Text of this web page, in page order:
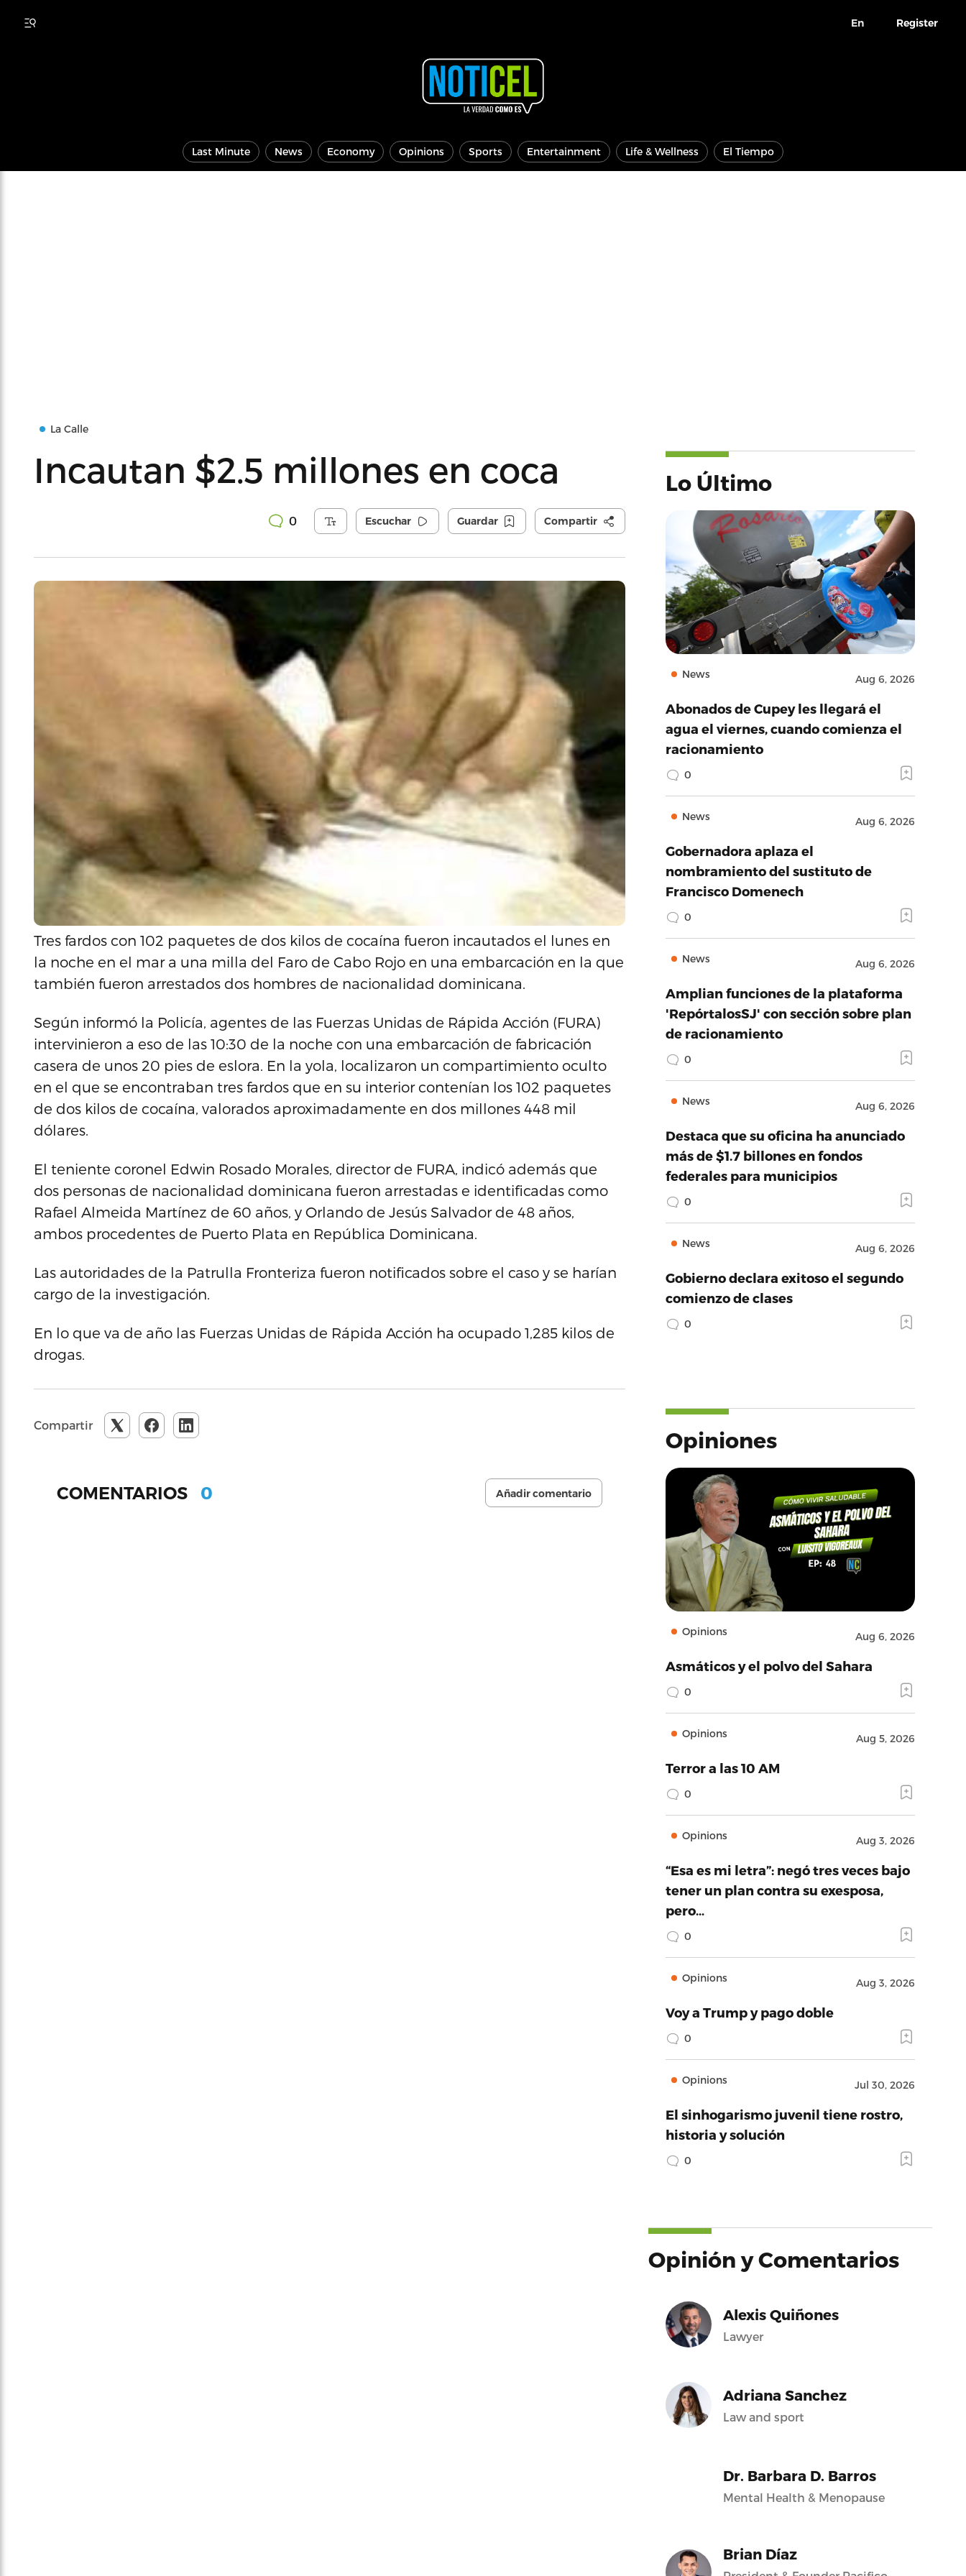
En Register
Last Minute News Economy Opinions Sports Entertainment Life & Wellness El Tiempo
La Calle
Incautan $2.5 millones en coca
0 Escuchar Guardar Compartir
Tres fardos con 102 paquetes de dos kilos de cocaína fueron incautados el lunes en
la noche en el mar a una milla del Faro de Cabo Rojo en una embarcación en la que
también fueron arrestados dos hombres de nacionalidad dominicana.
Según informó la Policía, agentes de las Fuerzas Unidas de Rápida Acción (FURA)
intervinieron a eso de las 10:30 de la noche con una embarcación de fabricación
casera de unos 20 pies de eslora. En la yola, localizaron un compartimiento oculto
en el que se encontraban tres fardos que en su interior contenían los 102 paquetes
de dos kilos de cocaína, valorados aproximadamente en dos millones 448 mil
dólares.
El teniente coronel Edwin Rosado Morales, director de FURA, indicó además que
dos personas de nacionalidad dominicana fueron arrestadas e identificadas como
Rafael Almeida Martínez de 60 años, y Orlando de Jesús Salvador de 48 años,
ambos procedentes de Puerto Plata en República Dominicana.
Las autoridades de la Patrulla Fronteriza fueron notificados sobre el caso y se harían
cargo de la investigación.
En lo que va de año las Fuerzas Unidas de Rápida Acción ha ocupado 1,285 kilos de
drogas.
Compartir
COMENTARIOS 0 Añadir comentario
Lo Último
News Aug 6, 2026
Abonados de Cupey les llegará el
agua el viernes, cuando comienza el
racionamiento
0
News Aug 6, 2026
Gobernadora aplaza el
nombramiento del sustituto de
Francisco Domenech
0
News Aug 6, 2026
Amplian funciones de la plataforma
'RepórtalosSJ' con sección sobre plan
de racionamiento
0
News Aug 6, 2026
Destaca que su oficina ha anunciado
más de $1.7 billones en fondos
federales para municipios
0
News Aug 6, 2026
Gobierno declara exitoso el segundo
comienzo de clases
0
Opiniones
Opinions Aug 6, 2026
Asmáticos y el polvo del Sahara
0
Opinions Aug 5, 2026
Terror a las 10 AM
0
Opinions Aug 3, 2026
“Esa es mi letra”: negó tres veces bajo
tener un plan contra su exesposa,
pero…
0
Opinions Aug 3, 2026
Voy a Trump y pago doble
0
Opinions Jul 30, 2026
El sinhogarismo juvenil tiene rostro,
historia y solución
0
Opinión y Comentarios
Alexis Quiñones
Lawyer
Adriana Sanchez
Law and sport
Dr. Barbara D. Barros
Mental Health & Menopause
Brian Díaz